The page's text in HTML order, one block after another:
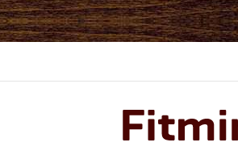
Přejít
na
obsah